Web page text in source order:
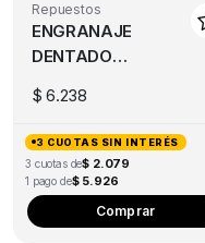
Repuestos
ENGRANAJE
DENTADO
BMG
$ 6.238
3 CUOTAS SIN INTERÉS
3 cuotas de$ 2.079
1 pago de$ 5.926
Comprar